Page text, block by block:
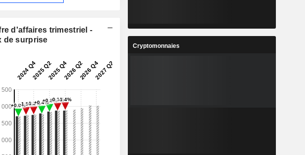
d'affaires trimestriel -
de surprise
Cryptomonnaies